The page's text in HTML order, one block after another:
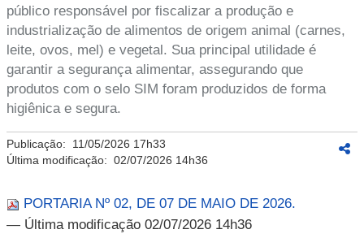
público responsável por fiscalizar a produção e
industrialização de alimentos de origem animal (carnes,
leite, ovos, mel) e vegetal. Sua principal utilidade é
garantir a segurança alimentar, assegurando que
produtos com o selo SIM foram produzidos de forma
higiênica e segura.
Publicação: 11/05/2026 17h33
Última modificação: 02/07/2026 14h36
PORTARIA Nº 02, DE 07 DE MAIO DE 2026.
— Última modificação 02/07/2026 14h36